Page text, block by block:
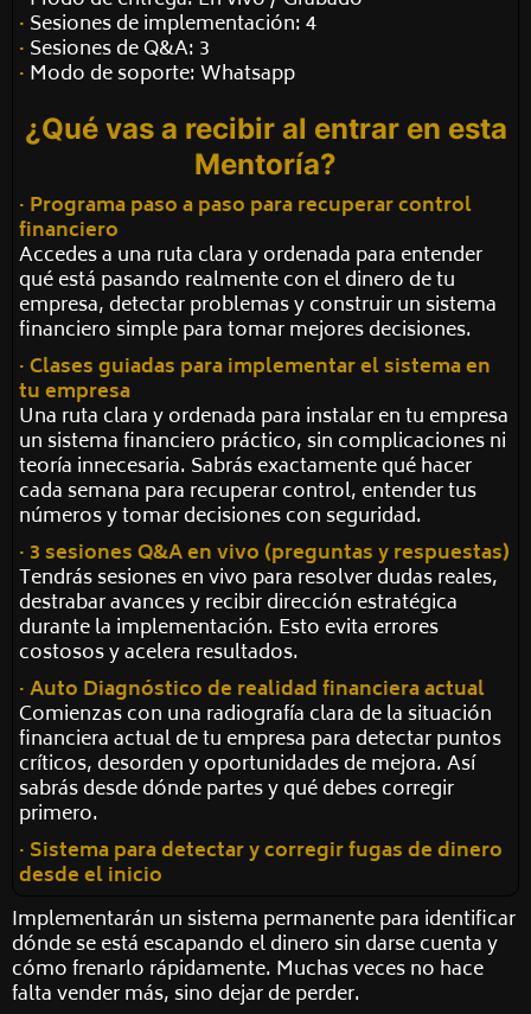
· Sesiones de implementación: 4
· Sesiones de Q&A: 3
· Modo de soporte: Whatsapp
¿Qué vas a recibir al entrar en esta
Mentoría?
· Programa paso a paso para recuperar control
financiero
Accedes a una ruta clara y ordenada para entender
qué está pasando realmente con el dinero de tu
empresa, detectar problemas y construir un sistema
financiero simple para tomar mejores decisiones.
· Clases guiadas para implementar el sistema en
tu empresa
Una ruta clara y ordenada para instalar en tu empresa
un sistema financiero práctico, sin complicaciones ni
teoría innecesaria. Sabrás exactamente qué hacer
cada semana para recuperar control, entender tus
números y tomar decisiones con seguridad.
· 3 sesiones Q&A en vivo (preguntas y respuestas)
Tendrás sesiones en vivo para resolver dudas reales,
destrabar avances y recibir dirección estratégica
durante la implementación. Esto evita errores
costosos y acelera resultados.
· Auto Diagnóstico de realidad financiera actual
Comienzas con una radiografía clara de la situación
financiera actual de tu empresa para detectar puntos
críticos, desorden y oportunidades de mejora. Así
sabrás desde dónde partes y qué debes corregir
primero.
· Sistema para detectar y corregir fugas de dinero
desde el inicio
Implementarán un sistema permanente para identificar
dónde se está escapando el dinero sin darse cuenta y
cómo frenarlo rápidamente. Muchas veces no hace
falta vender más, sino dejar de perder.